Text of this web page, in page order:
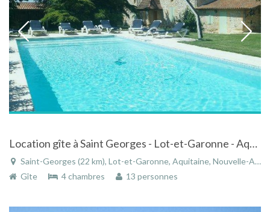
Location gîte à Saint Georges - Lot-et-Garonne - Aquitaine avec piscine privée
Saint-Georges (22 km), Lot-et-Garonne, Aquitaine, Nouvelle-Aquitaine, France
Gîte
4 chambres 13 personnes